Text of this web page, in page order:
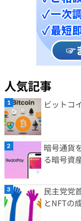
人気記事
ビットコ
暗号通貨
る暗号資
民主党党
とNFTの